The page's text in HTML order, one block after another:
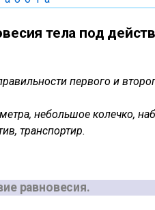
тела под
первого и
небольшое колечко,
транспортир.
равновесия.